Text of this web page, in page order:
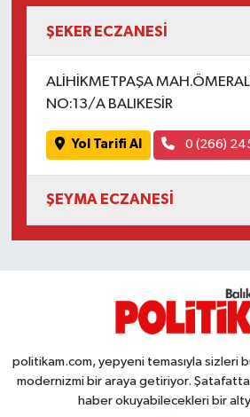
ŞEKER ECZANESİ
ALİHİKMETPAŞA
NO:13/A BALIKESİR
Yol Tarifi Al 0 (266)
ŞEYMA ECZANESİ
politikam.com, yepyeni temasıyla sizleri
modernizmi bir araya getiriyor.
haber okuyabilecekleri bir
SİYASET
SPOR
TARİHTE BUGÜN
TEKNOLOJİ